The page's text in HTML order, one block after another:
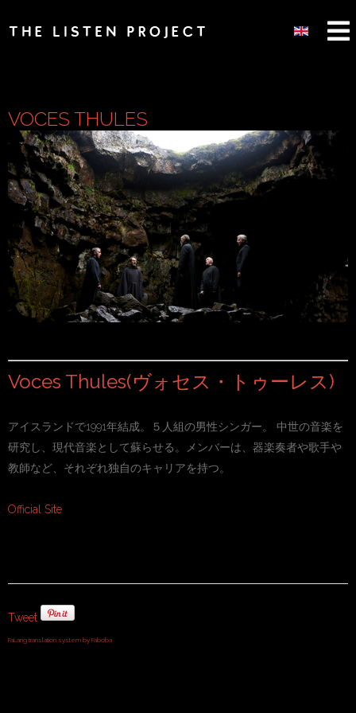
VOCES THULES
Voces Thules(ヴォセス・トゥーレス)
アイスランドで1991年結成。５人組の男性シンガー。 中世の音楽を
研究し、現代音楽として蘇らせる。メンバーは、器楽奏者や歌手や
教師など、それぞれ独自のキャリアを持つ。
Official Site
Tweet
FaLang translation system by Faboba